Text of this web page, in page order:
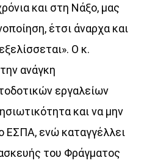
Παρασκευή,
ενώνονται στον αέρα.
της Αθήνας,
σύγχρονη αισθητική
και στη Νάξο, μας
έτσι άναρχα και
Ο κ.
ανάγκη
εργαλείων
και να μην
ΕΣΠΑ, ενώ καταγγέλλει
του Φράγματος